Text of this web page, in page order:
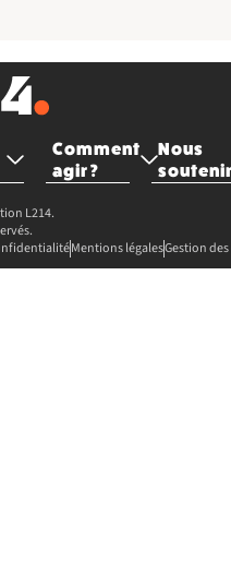
Comment
agir ?
Nous
soutenir
L214.
Mentions légalesGestion